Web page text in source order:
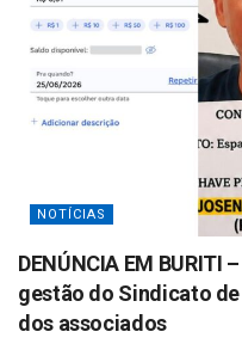
NOTÍCIAS
DENÚNCIA EM
gestão do Sindicato
dos associados